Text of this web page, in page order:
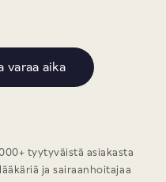
face)
1200 €
varaa aika
tyytyväistä asiakasta
lääkäriä ja sairaanhoitajaa